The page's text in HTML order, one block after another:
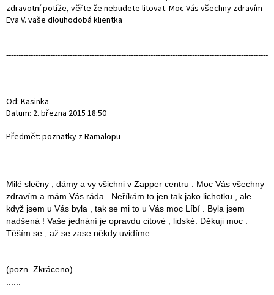
zdravotní potíže, věřte že nebudete litovat. Moc Vás všechny zdravím
Eva V. vaše dlouhodobá klientka
-----------------------------------------------------------------------------------------------------------
-----------------------------------------------------------------------------------------------------------
-----
Od: Kasinka
Datum: 2. března 2015 18:50
Předmět: poznatky z Ramalopu
Milé slečny , dámy a vy všichni v Zapper centru . Moc Vás všechny
zdravím a mám Vás ráda . Neříkám to jen tak jako lichotku , ale
když jsem u Vás byla , tak se mi to u Vás moc Líbí . Byla jsem
nadšená ! Vaše jednání je opravdu citové , lidské. Děkuji moc .
Těším se , až se zase někdy uvidíme.
(pozn. Zkráceno)